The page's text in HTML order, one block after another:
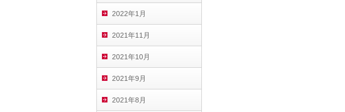
2022年1月
2021年11月
2021年10月
2021年9月
2021年8月